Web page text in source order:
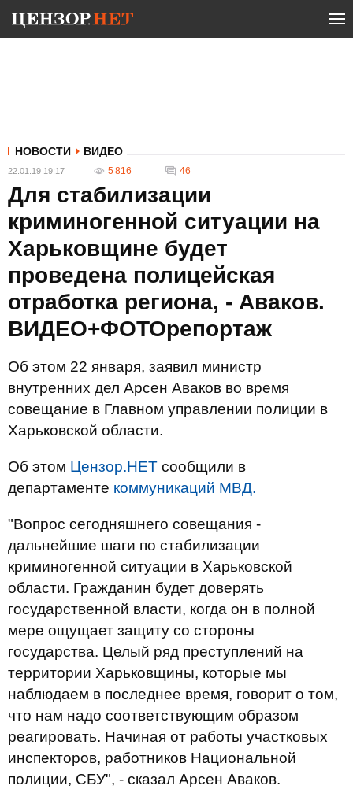
НОВОСТИ ВИДЕО
22.01.19 19:17 5 816 46
Для стабилизации
криминогенной ситуации на
Харьковщине будет
проведена полицейская
отработка региона, - Аваков.
ВИДЕО+ФОТОрепортаж
Об этом 22 января, заявил министр
внутренних дел Арсен Аваков во время
совещание в Главном управлении полиции в
Харьковской области.
Об этом Цензор.НЕТ сообщили в
департаменте коммуникаций МВД.
"Вопрос сегодняшнего совещания -
дальнейшие шаги по стабилизации
криминогенной ситуации в Харьковской
области. Гражданин будет доверять
государственной власти, когда он в полной
мере ощущает защиту со стороны
государства. Целый ряд преступлений на
территории Харьковщины, которые мы
наблюдаем в последнее время, говорит о том,
что нам надо соответствующим образом
реагировать. Начиная от работы участковых
инспекторов, работников Национальной
полиции, СБУ", - сказал Арсен Аваков.